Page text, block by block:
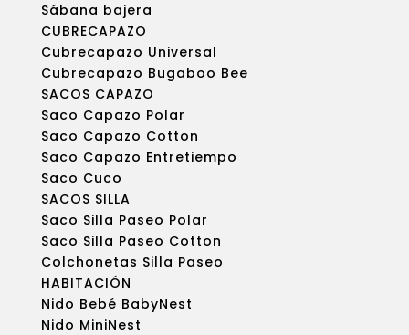
Sábana bajera
CUBRECAPAZO
Cubrecapazo Universal
Cubrecapazo Bugaboo Bee
SACOS CAPAZO
Saco Capazo Polar
Saco Capazo Cotton
Saco Capazo Entretiempo
Saco Cuco
SACOS SILLA
Saco Silla Paseo Polar
Saco Silla Paseo Cotton
Colchonetas Silla Paseo
HABITACIÓN
Nido Bebé BabyNest
Nido MiniNest